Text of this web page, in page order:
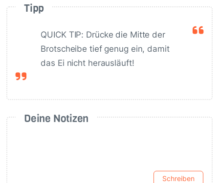
Tipp
QUICK TIP: Drücke die Mitte der
Brotscheibe tief genug ein, damit
das Ei nicht herausläuft!
Deine Notizen
Schreiben